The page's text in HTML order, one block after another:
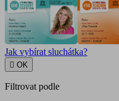
Jak vybírat sluchátka?
 OK
Filtrovat podle